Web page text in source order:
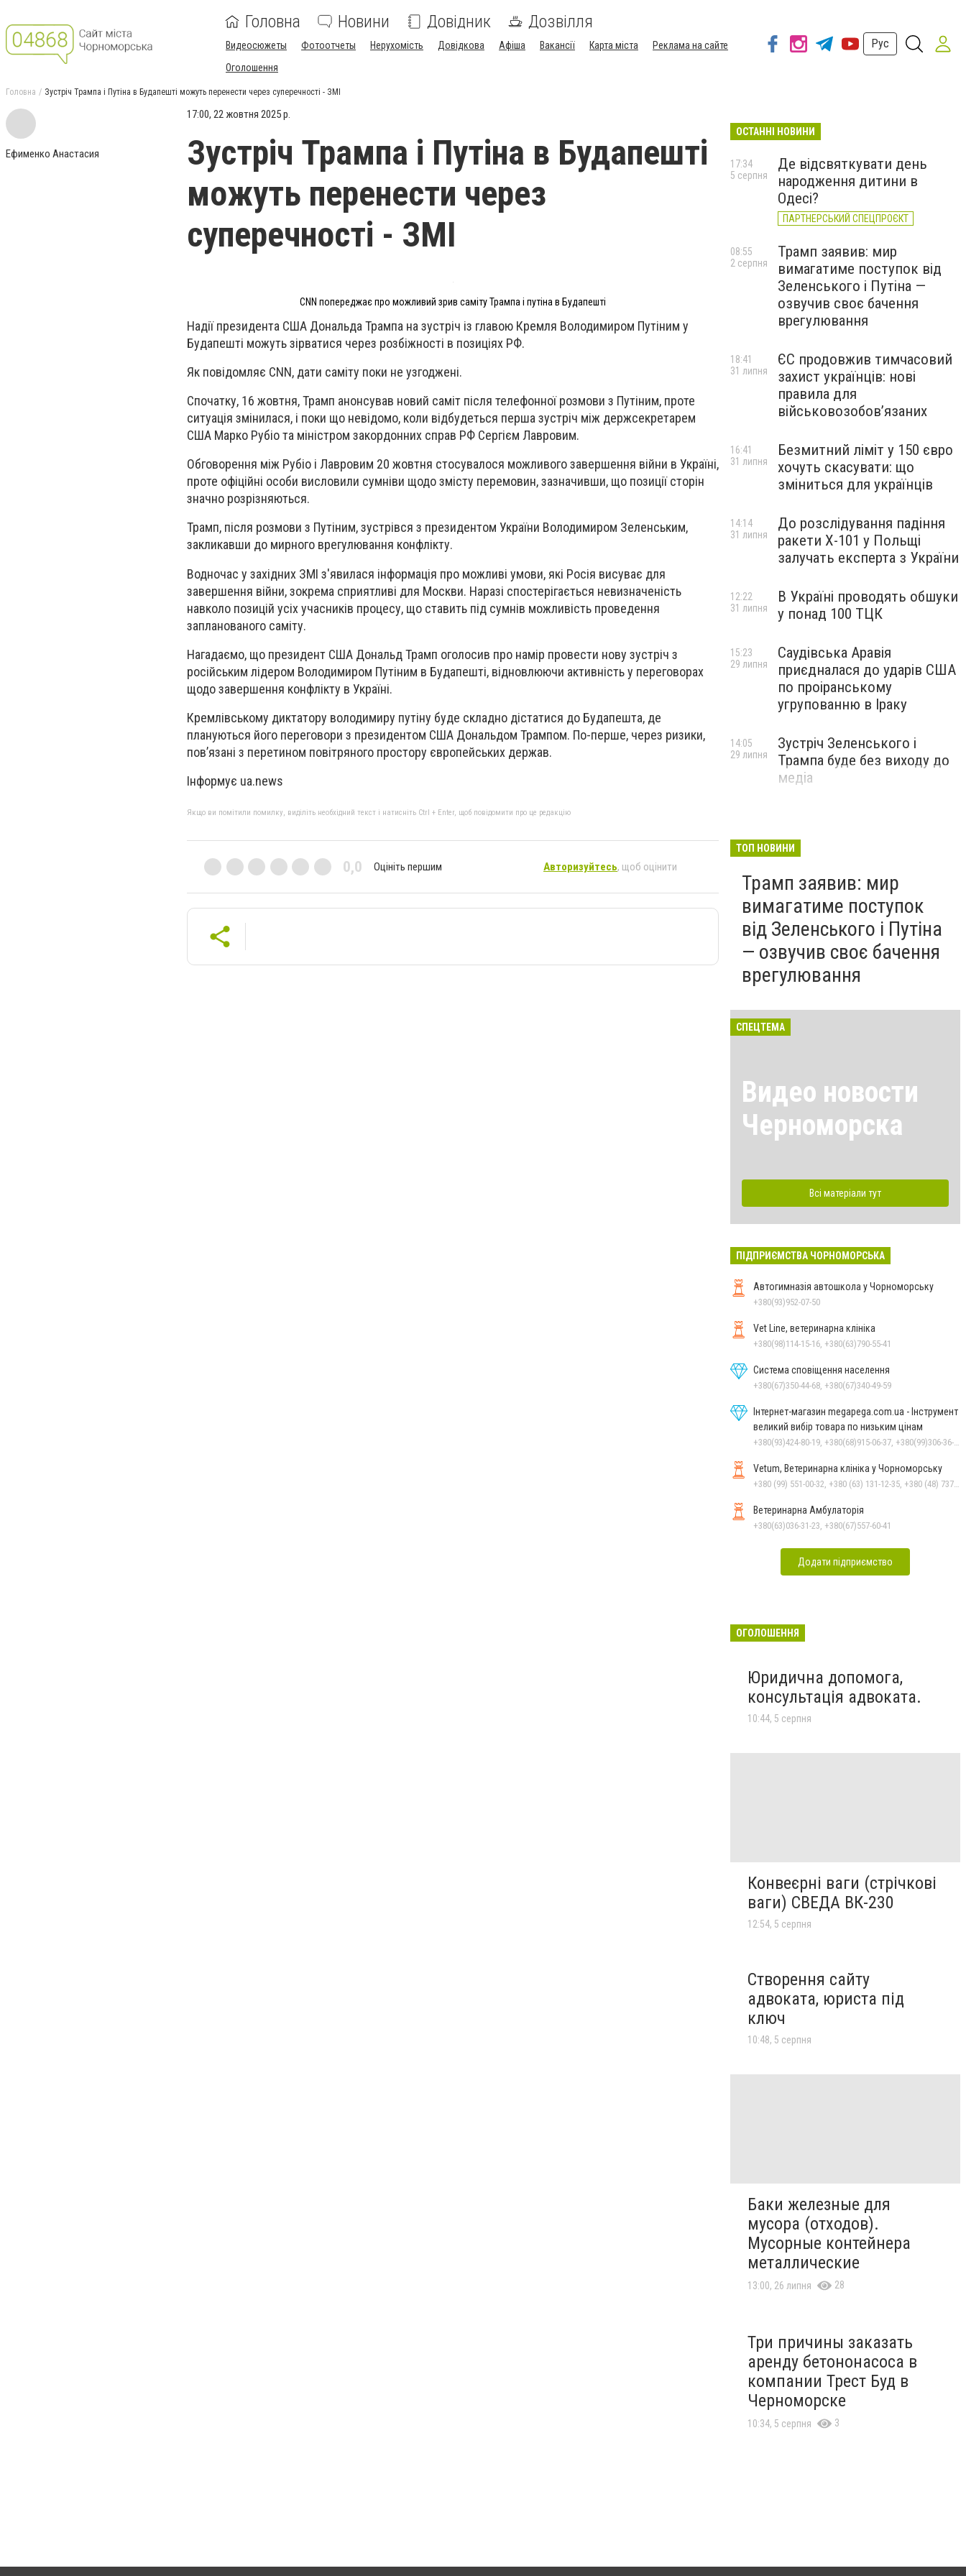
Головна Новини Довідник Дозвілля
Видеосюжеты Фотоотчеты Нерухомість Довідкова Афіша Вакансії Карта міста
Реклама на сайте
Оголошення
Рус
Головна Зустріч Трампа і Путіна в Будапешті можуть перенести через суперечності - ЗМІ
Ефименко Анастасия
17:00, 22 жовтня 2025 р.
Зустріч Трампа і Путіна в Будапешті
можуть перенести через
суперечності - ЗМІ
CNN попереджає про можливий зрив саміту Трампа і путіна в Будапешті
Надії президента США Дональда Трампа на зустріч із главою Кремля Володимиром Путіним у
Будапешті можуть зірватися через розбіжності в позиціях РФ.
Як повідомляє CNN, дати саміту поки не узгоджені.
Спочатку, 16 жовтня, Трамп анонсував новий саміт після телефонної розмови з Путіним, проте
ситуація змінилася, і поки що невідомо, коли відбудеться перша зустріч між держсекретарем
США Марко Рубіо та міністром закордонних справ РФ Сергієм Лавровим.
Обговорення між Рубіо і Лавровим 20 жовтня стосувалося можливого завершення війни в Україні,
проте офіційні особи висловили сумніви щодо змісту перемовин, зазначивши, що позиції сторін
значно розрізняються.
Трамп, після розмови з Путіним, зустрівся з президентом України Володимиром Зеленським,
закликавши до мирного врегулювання конфлікту.
Водночас у західних ЗМІ з'явилася інформація про можливі умови, які Росія висуває для
завершення війни, зокрема сприятливі для Москви. Наразі спостерігається невизначеність
навколо позицій усіх учасників процесу, що ставить під сумнів можливість проведення
запланованого саміту.
Нагадаємо, що президент США Дональд Трамп оголосив про намір провести нову зустріч з
російським лідером Володимиром Путіним в Будапешті, відновлюючи активність у переговорах
щодо завершення конфлікту в Україні.
Кремлівському диктатору володимиру путіну буде складно дістатися до Будапешта, де
плануються його переговори з президентом США Дональдом Трампом. По-перше, через ризики,
пов’язані з перетином повітряного простору європейських держав.
Інформує ua.news
Якщо ви помітили помилку, виділіть необхідний текст і натисніть Ctrl + Enter, щоб повідомити про це редакцію
0,0 Оцініть першим Авторизуйтесь, щоб оцінити
ОСТАННІ НОВИНИ
Де відсвяткувати день
народження дитини в
Одесі?
ПАРТНЕРСЬКИЙ СПЕЦПРОЄКТ
17:34
5 серпня
Трамп заявив: мир
вимагатиме поступок від
Зеленського і Путіна —
озвучив своє бачення
врегулювання
08:55
2 серпня
ЄС продовжив тимчасовий
захист українців: нові
правила для
військовозобов’язаних
18:41
31 липня
Безмитний ліміт у 150 євро
хочуть скасувати: що
зміниться для українців
16:41
31 липня
До розслідування падіння
ракети Х-101 у Польщі
залучать експерта з України
14:14
31 липня
В Україні проводять обшуки
у понад 100 ТЦК
12:22
31 липня
Саудівська Аравія
приєдналася до ударів США
по проіранському
угрупованню в Іраку
15:23
29 липня
Зустріч Зеленського і
Трампа буде без виходу до
медіа
14:05
29 липня
ТОП НОВИНИ
Трамп заявив: мир
вимагатиме поступок
від Зеленського і Путіна
— озвучив своє бачення
врегулювання
СПЕЦТЕМА
Видео новости
Черноморска
Всі матеріали тут
ПІДПРИЄМСТВА ЧОРНОМОРСЬКА
Автогимназія автошкола у Чорноморську
+380(93)952-07-50
Vet Line, ветеринарна клініка
+380(98)114-15-16, +380(63)790-55-41
Система сповіщення населення
+380(67)350-44-68, +380(67)340-49-59
Інтернет-магазин megapega.com.ua - Інструмент
великий вибір товара по низьким цінам
Vetum, Ветеринарна клініка у Чорноморську
Ветеринарна Амбулаторія
+380(63)036-31-23, +380(67)557-60-41
Додати підприємство
ОГОЛОШЕННЯ
Юридична допомога,
консультація адвоката.
10:44, 5 серпня
Конвеєрні ваги (стрічкові
ваги) СВЕДА ВК-230
12:54, 5 серпня
Створення сайту
адвоката, юриста під
ключ
10:48, 5 серпня
Баки железные для
мусора (отходов).
Мусорные контейнера
металлические
13:00, 26 липня 28
Три причины заказать
аренду бетононасоса в
компании Трест Буд в
Черноморске
10:34, 5 серпня 3